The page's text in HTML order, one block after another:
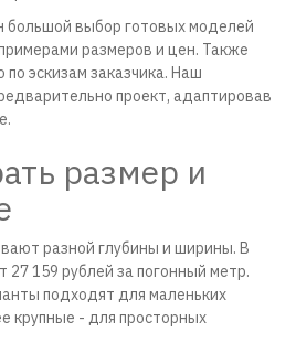
большой выбор готовых моделей
размеров и цен. Также
эскизам заказчика. Наш
проект, адаптировав
размер и
разной глубины и ширины. В
27 159 рублей за погонный метр.
подходят для маленьких
крупные - для просторных